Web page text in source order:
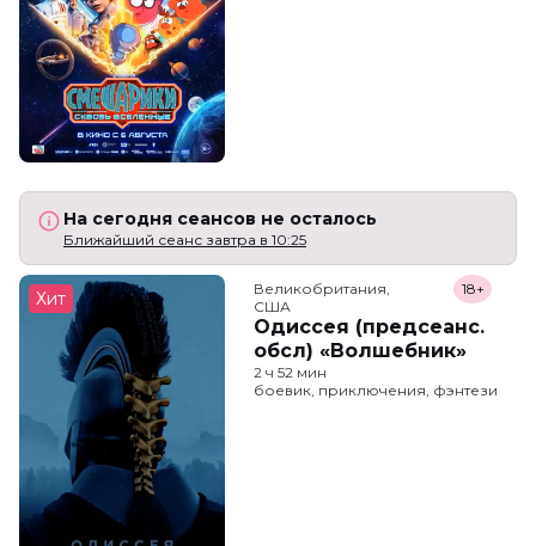
На сегодня сеансов не осталось
Ближайший сеанс завтра в 10:25
Хит
Великобритания,
США
Одиссея (предсеанс.
обсл) «Волшебник»
18+
2 ч 52 мин
боевик, приключения, фэнтези